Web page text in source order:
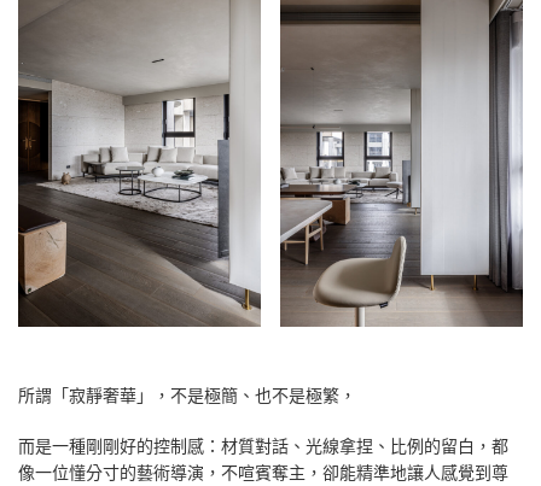
所謂「寂靜奢華」，不是極簡、也不是極繁，
而是一種剛剛好的控制感：材質對話、光線拿捏、比例的留白，都
像一位懂分寸的藝術導演，不喧賓奪主，卻能精準地讓人感覺到尊